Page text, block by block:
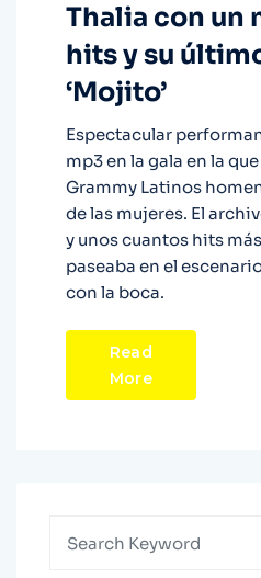
Thalia con un
hits y su
‘Mojito’
Espectacular
mp3 en la gala en la
Grammy Latinos
de las mujeres. El
y unos cuantos hits
paseaba en el
con la boca.
Read
More